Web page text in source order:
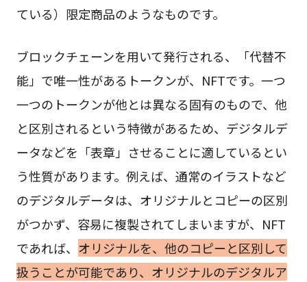
ている）限定商品のようなものです。
ブロックチェーンを用いて発行される、「代替不
能」で唯一性があるトークンが、NFTです。一つ
一つのトークンが他とは異なる固有のもので、他
と区別されるという特徴があるため、デジタルデ
ータなどを「表章」させることに適しているとい
う性質があります。例えば、通常のイラストなど
のデジタルデータは、オリジナルとコピーの区別
がつかず、容易に複製されてしまいますが、NFT
であれば、 オリジナルを、他のコピーと区別して
扱うことが可能であり、オリジナルのデジタルア